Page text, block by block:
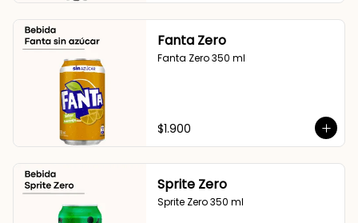
Fanta Zero
Fanta Zero 350 ml
$1.900
Sprite Zero
Sprite Zero 350 ml